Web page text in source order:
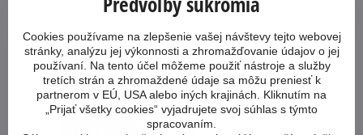
Cookies používame na zlepšenie vašej návštevy tejto webovej
stránky, analýzu jej výkonnosti a zhromažďovanie údajov o jej
používaní. Na tento účel môžeme použiť nástroje a služby
tretích strán a zhromaždené údaje sa môžu preniesť k
partnerom v EÚ, USA alebo iných krajinách. Kliknutím na
„Prijať všetky cookies“ vyjadrujete svoj súhlas s týmto
spracovaním.